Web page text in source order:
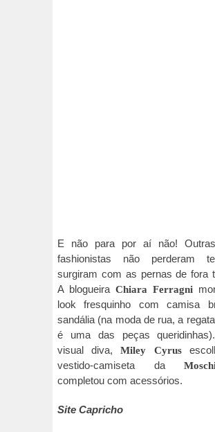
E não para por aí não!
fashionistas não perderam
surgiram com as pernas de fora
A blogueira Chiara Ferragni
look fresquinho com camisa
sandália (na moda de rua, a
é uma das peças
visual diva,Miley Cyrus
vestido-camiseta da
completou com acessórios.
Site Capricho